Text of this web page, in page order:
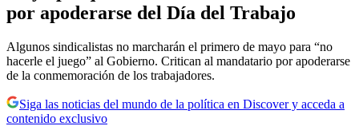
por apoderarse del Día del Trabajo
Algunos sindicalistas no marcharán el primero de mayo para “no
hacerle el juego” al Gobierno. Critican al mandatario por apoderarse
de la conmemoración de los trabajadores.
Siga las noticias del mundo de la política en Discover y acceda a
contenido exclusivo